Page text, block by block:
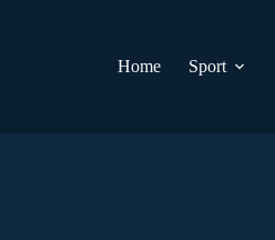
Home
Sport